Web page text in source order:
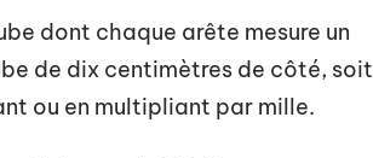
dont chaque arête mesure un
de dix centimètres de côté, soit
ou en multipliant par mille.